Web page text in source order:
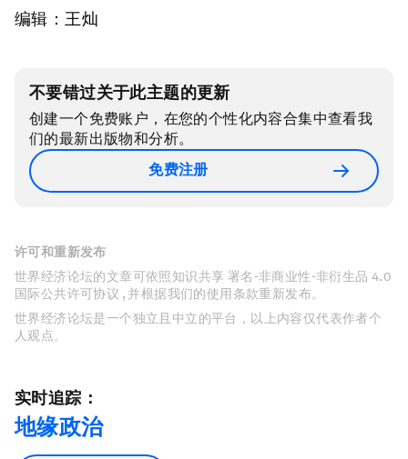
编辑：王灿
不要错过关于此主题的更新
创建一个免费账户，在您的个性化内容合集中查看我
们的最新出版物和分析。
免费注册
许可和重新发布
世界经济论坛的文章可依照知识共享 署名-非商业性-非衍生品 4.0
国际公共许可协议 , 并根据我们的使用条款重新发布。
世界经济论坛是一个独立且中立的平台，以上内容仅代表作者个
人观点。
实时追踪：
地缘政治